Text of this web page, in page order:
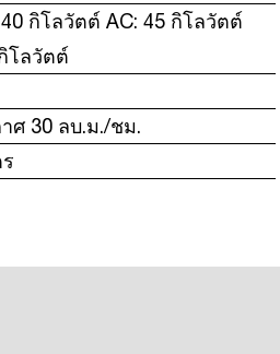
กิโลวัตต์ AC: 45 กิโลวัตต์
โลวัตต์
ศ 30 ลบ.ม./ชม.